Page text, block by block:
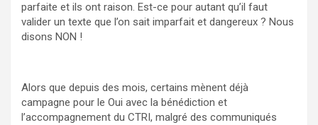
parfaite et ils ont raison. Est-ce pour autant qu’il faut
valider un texte que l’on sait imparfait et dangereux ? Nous
disons NON !
Alors que depuis des mois, certains mènent déjà
campagne pour le Oui avec la bénédiction et
l’accompagnement du CTRI, malgré des communiqués